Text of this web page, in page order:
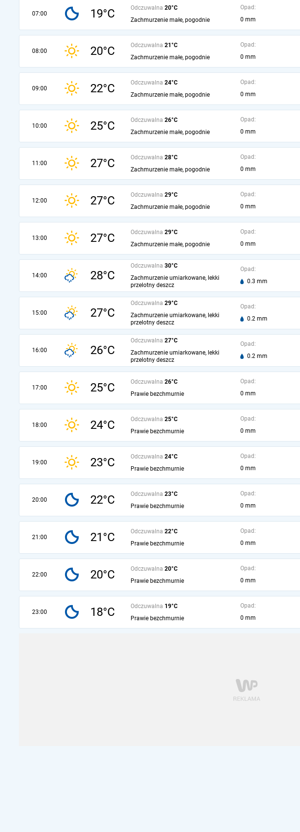
07:00 19°C Odczuwalna 20°C
Zachmurzenie małe, pogodnie
Opad:
0 mm
08:00 20°C Odczuwalna 21°C
Zachmurzenie małe, pogodnie
Opad:
0 mm
09:00 22°C Odczuwalna 24°C
Zachmurzenie małe, pogodnie
Opad:
0 mm
10:00 25°C Odczuwalna 26°C
Zachmurzenie małe, pogodnie
Opad:
0 mm
11:00 27°C Odczuwalna 28°C
Zachmurzenie małe, pogodnie
Opad:
0 mm
12:00 27°C Odczuwalna 29°C
Zachmurzenie małe, pogodnie
Opad:
0 mm
13:00 27°C Odczuwalna 29°C
Zachmurzenie małe, pogodnie
Opad:
0 mm
14:00 28°C
Odczuwalna 30°C
Zachmurzenie umiarkowane, lekki
przelotny deszcz
Opad:
0.3 mm
15:00 27°C
Odczuwalna 29°C
Zachmurzenie umiarkowane, lekki
przelotny deszcz
Opad:
0.2 mm
16:00 26°C
Odczuwalna 27°C
Zachmurzenie umiarkowane, lekki
przelotny deszcz
Opad:
0.2 mm
17:00 25°C Odczuwalna 26°C
Prawie bezchmurnie
Opad:
0 mm
18:00 24°C Odczuwalna 25°C
Prawie bezchmurnie
Opad:
0 mm
19:00 23°C Odczuwalna 24°C
Prawie bezchmurnie
Opad:
0 mm
20:00 22°C Odczuwalna 23°C
Prawie bezchmurnie
Opad:
0 mm
21:00 21°C Odczuwalna 22°C
Prawie bezchmurnie
Opad:
0 mm
22:00 20°C Odczuwalna 20°C
Prawie bezchmurnie
Opad:
0 mm
23:00 18°C Odczuwalna 19°C
Prawie bezchmurnie
Opad:
0 mm